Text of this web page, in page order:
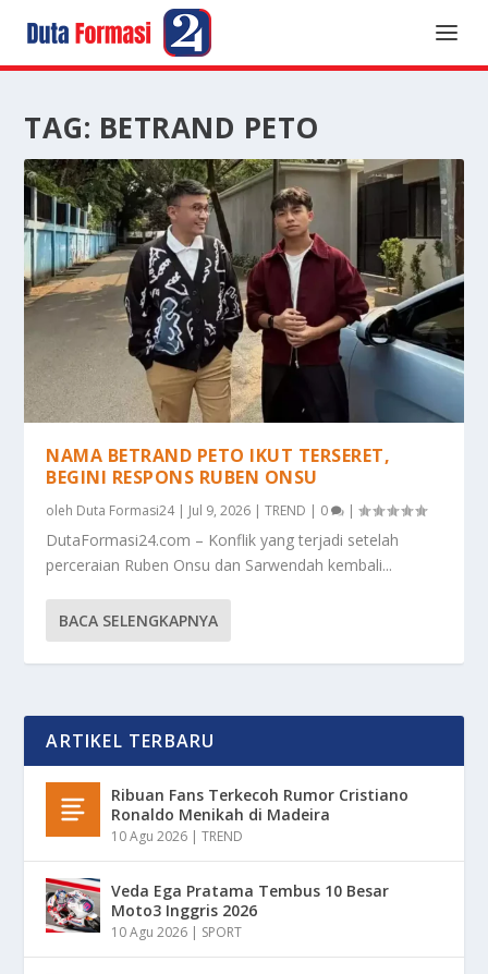
TAG: BETRAND PETO
NAMA BETRAND PETO IKUT TERSERET,
BEGINI RESPONS RUBEN ONSU
oleh Duta Formasi24| Jul 9, 2026 |TREND | 0 |
DutaFormasi24.com – Konflik yang terjadi setelah
perceraian Ruben Onsu dan Sarwendah kembali...
BACA SELENGKAPNYA
ARTIKEL TERBARU
Ribuan Fans Terkecoh Rumor Cristiano
Ronaldo Menikah di Madeira
10 Agu 2026 |TREND
Veda Ega Pratama Tembus 10 Besar
Moto3 Inggris 2026
10 Agu 2026 | SPORT